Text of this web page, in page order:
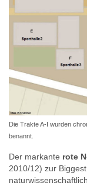
Die Trakte A-I wurden
benannt.
Der markante rote
2010/12) zur